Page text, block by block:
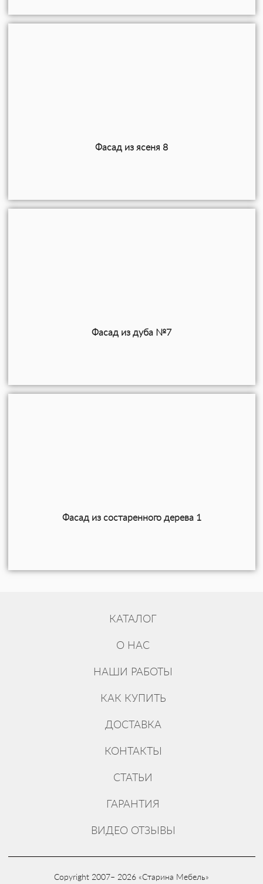
Фасад из ясеня 8
Фасад из дуба №7
Фасад из состаренного дерева 1
КАТАЛОГ
О НАС
НАШИ РАБОТЫ
КАК КУПИТЬ
ДОСТАВКА
КОНТАКТЫ
СТАТЬИ
ГАРАНТИЯ
ВИДЕО ОТЗЫВЫ
Copyright 2007– 2026 «Старина Мебель»